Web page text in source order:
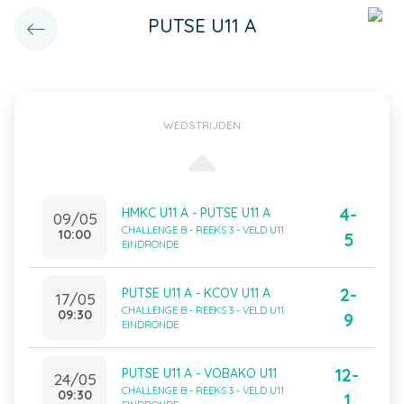
PUTSE U11 A
WEDSTRIJDEN
09/05
10:00
HMKC U11 A - PUTSE U11 A
CHALLENGE B - REEKS 3 - VELD U11
EINDRONDE
4-
5
17/05
09:30
PUTSE U11 A - KCOV U11 A
CHALLENGE B - REEKS 3 - VELD U11
EINDRONDE
2-
9
24/05
09:30
PUTSE U11 A - VOBAKO U11
CHALLENGE B - REEKS 3 - VELD U11
12-